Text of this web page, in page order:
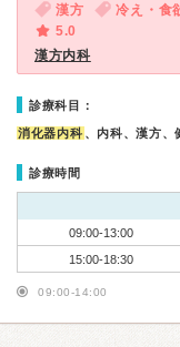
漢方
冷え・食
5.0
漢方内科
診療科目：
消化器内科 、内科、漢方、
診療時間
09:00-13:00
15:00-18:30
09:00-14:00